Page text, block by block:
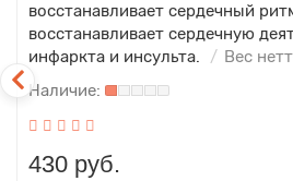
восстанавливает сердечный
восстанавливает сердечную
инфаркта и инсульта.
Вес
430 руб.